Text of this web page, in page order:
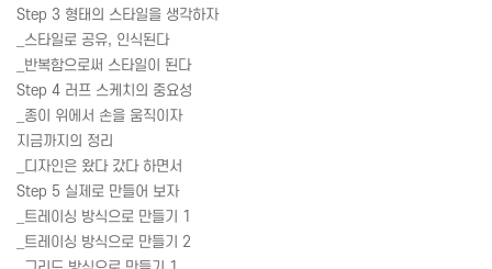
Step 3 형태의 스타일을 생각하자
_스타일로 공유, 인식된다
_반복함으로써 스타일이 된다
Step 4 러프 스케치의 중요성
_종이 위에서 손을 움직이자
지금까지의 정리
_디자인은 왔다 갔다 하면서
Step 5 실제로 만들어 보자
_트레이싱 방식으로 만들기 1
_트레이싱 방식으로 만들기 2